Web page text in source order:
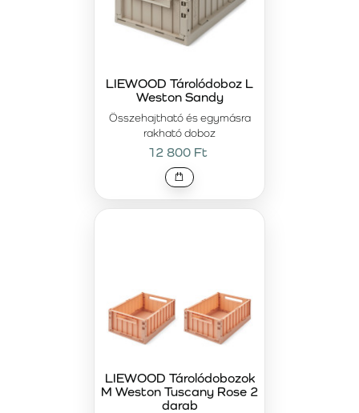
Összehajtható és egymásra
rakható doboz
LIEWOOD Tárolódoboz L
Weston Sandy
12 800 Ft
LIEWOOD Tárolódobozok
M Weston Tuscany Rose 2
darab